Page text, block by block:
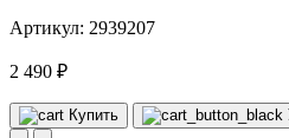
Артикул: 2939207
2 490 ₽
Купить